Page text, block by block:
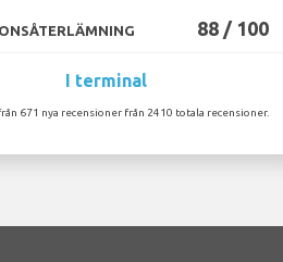
88 / 100
I terminal
671 nya recensioner från 2410 totala recensioner.